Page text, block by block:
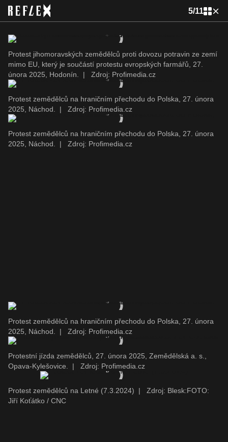
5/11
Protest jihomoravských zemědělců proti dovozu potravin ze zemí
mimo EU, který je součástí protestu evropských farmářů, 27.
února 2025, Hodonín.
| Zdroj: Profimedia.cz
Protest zemědělců na hraničním přechodu do Polska, 27. února
2025, Náchod.
| Zdroj: Profimedia.cz
Protest zemědělců na hraničním přechodu do Polska, 27. února
2025, Náchod.
| Zdroj: Profimedia.cz
Protest zemědělců na hraničním přechodu do Polska, 27. února
2025, Náchod.
| Zdroj: Profimedia.cz
Protestní jízda zemědělců, 27. února 2025, Zemědělská a. s.,
Opava-Kylešovice.
| Zdroj: Profimedia.cz
Protest zemědělců na Letné (7.3.2024) |
Zdroj: Blesk:FOTO:
Jiří Koťátko / CNC